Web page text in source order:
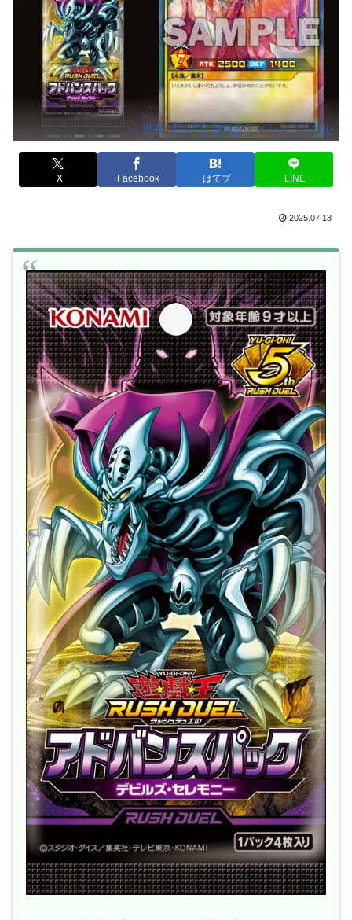
出典:【公式】遊戯王ラッシュデュエル
X Facebook はてブ LINE
2025.07.13